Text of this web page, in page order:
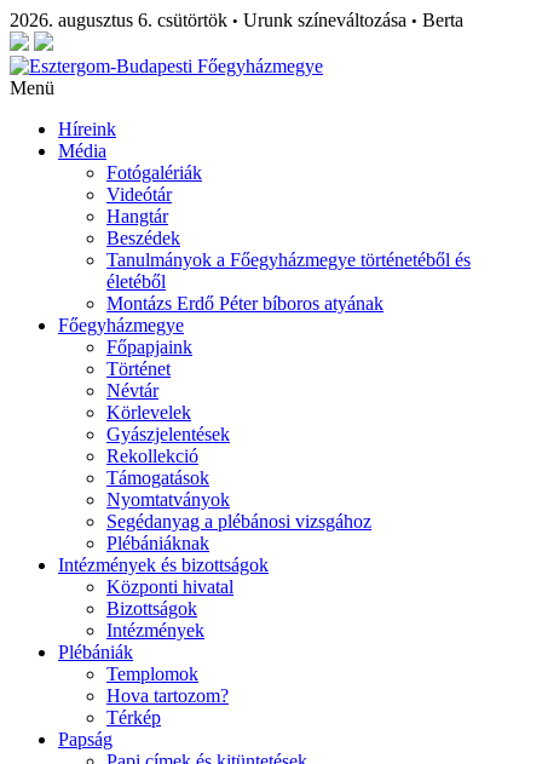
2026. augusztus 6. csütörtök • Urunk színeváltozása • Berta
Menü
Híreink
Média
Fotógalériák
Videótár
Hangtár
Beszédek
Tanulmányok a Főegyházmegye történetéből és
életéből
Montázs Erdő Péter bíboros atyának
Főegyházmegye
Főpapjaink
Történet
Névtár
Körlevelek
Gyászjelentések
Rekollekció
Támogatások
Nyomtatványok
Segédanyag a plébánosi vizsgához
Plébániáknak
Intézmények és bizottságok
Központi hivatal
Bizottságok
Intézmények
Plébániák
Templomok
Hova tartozom?
Térkép
Papság